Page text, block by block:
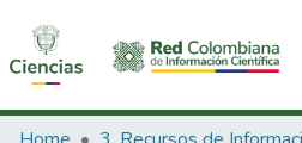
Communities & Collections